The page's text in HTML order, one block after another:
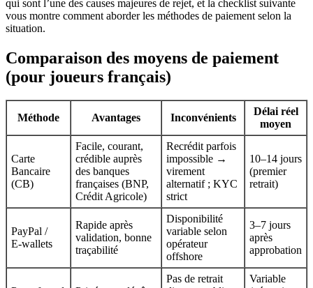
qui sont l’une des causes majeures de rejet, et la checklist suivante
vous montre comment aborder les méthodes de paiement selon la
situation.
Comparaison des moyens de paiement
(pour joueurs français)
Méthode Avantages Inconvénients
Délai réel
moyen
Carte
Bancaire
(CB)
Facile, courant,
crédible auprès
des banques
françaises (BNP,
Crédit Agricole)
Recrédit parfois
impossible →
virement
alternatif ; KYC
strict
10–14 jours
(premier
retrait)
PayPal /
E‑wallets
Rapide après
validation, bonne
traçabilité
Disponibilité
variable selon
opérateur
offshore
3–7 jours
après
approbation
Pas de retrait
Variable